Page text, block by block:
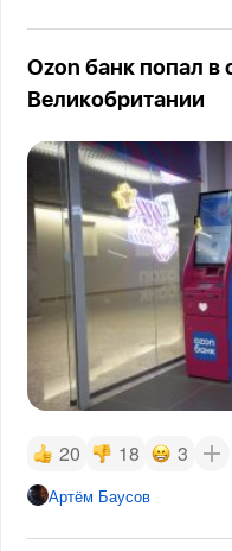
Ozon банк попал в
Великобритании
20 18 3
Артём Баусов